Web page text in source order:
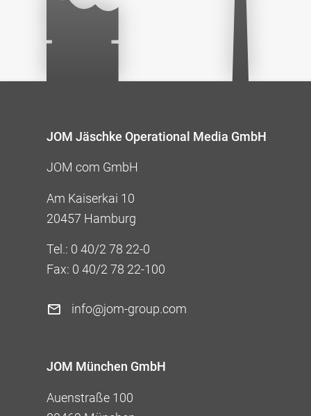
JOM Jäschke Operational Media GmbH
JOM com GmbH
Am Kaiserkai 10
20457 Hamburg
Tel.: 0 40/2 78 22-0
Fax: 0 40/2 78 22-100
info@jom-group.com
JOM München GmbH
Auenstraße 100